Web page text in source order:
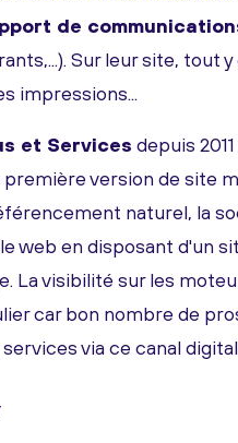
de
Sur leur site, tout y
impressions...
et Services depuis
version de site
naturel, la
web en disposant d'un
La visibilité sur les
car bon nombre de
via ce canal